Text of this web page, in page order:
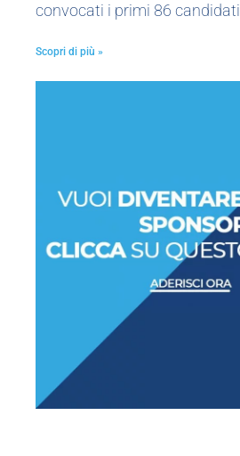
convocati i primi 86 candidati
Scopri di più »